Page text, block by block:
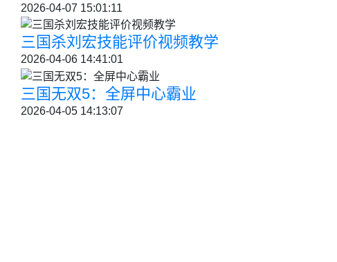
2026-04-07 15:01:11
三国杀刘宏技能评价视频教学
2026-04-06 14:41:01
三国无双5：全屏中心霸业
2026-04-05 14:13:07